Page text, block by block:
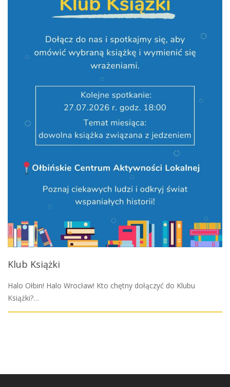
Klub Książki
Halo Ołbin! Halo Wrocław! Kto chętny dołączyć do Klubu
Książki?…